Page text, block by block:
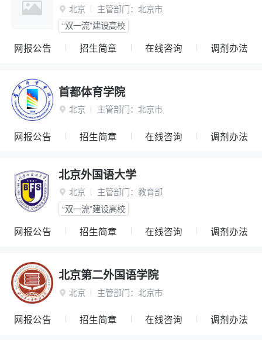
 北京 主管部门： 北京市
“双一流”建设高校
网报公告 招生简章 在线咨询 调剂办法
首都体育学院
 北京 主管部门： 北京市
网报公告 招生简章 在线咨询 调剂办法
北京外国语大学
 北京 主管部门： 教育部
“双一流”建设高校
网报公告 招生简章 在线咨询 调剂办法
北京第二外国语学院
 北京 主管部门： 北京市
网报公告 招生简章 在线咨询 调剂办法